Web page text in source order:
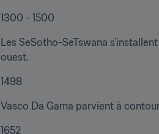
1300 - 1500
Les SeSotho-SeTswana
ouest.
1498
Vasco Da Gama parvient à
1652